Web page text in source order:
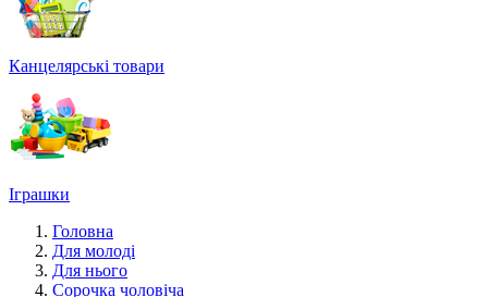
Канцелярські товари
Іграшки
Головна
Для молоді
Для нього
Сорочка чоловіча